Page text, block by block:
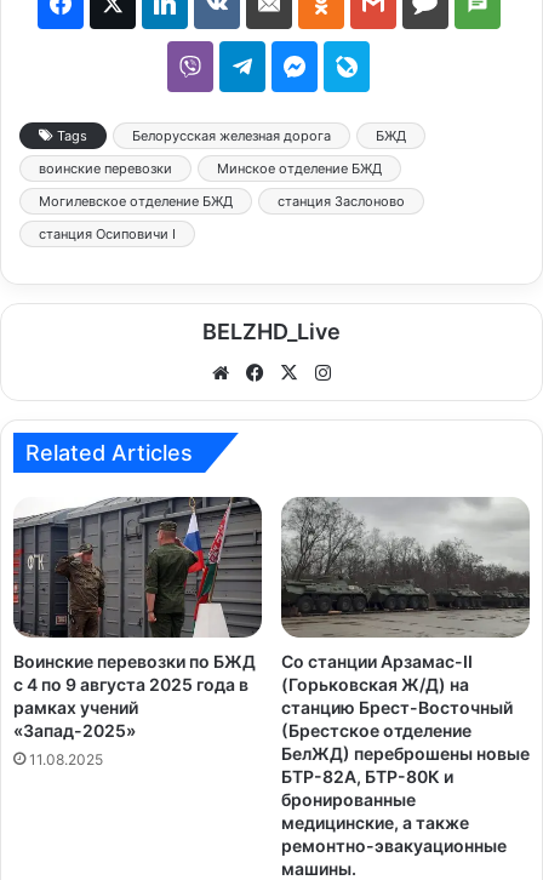
Tags Белорусская железная дорога
БЖД
воинские перевозки
Минское отделение БЖД
Могилевское отделение БЖД
станция Заслоново
станция Осиповичи I
BELZHD_Live
We
bsi
Fa
ce
X
tag
Related Articles
Воинские перевозки по БЖД
с 4 по 9 августа 2025 года в
рамках учений
«Запад-2025»
11.08.2025
Со станции Арзамас-II
(Горьковская Ж/Д) на
станцию Брест-Восточный
(Брестское отделение
БелЖД) переброшены новые
БТР-82A, БТР-80К и
бронированные
медицинские, а также
ремонтно-эвакуационные
машины.